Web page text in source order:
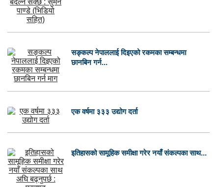
सङ्कल्प नेपाललाई दिइएको रकमका सम्बन्धमा
छानबिन गर्न...
एक वर्षमा ३३३ उद्योग दर्ता
इतिहासको सामूहिक समीक्षा गरेर नयाँ संकल्पका साथ...